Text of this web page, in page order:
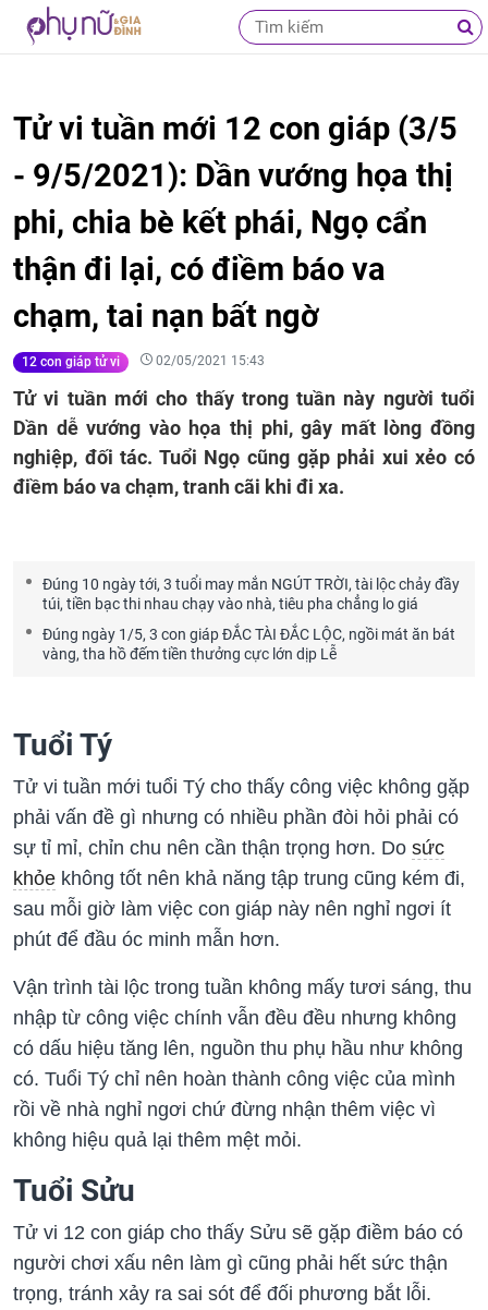
Tử vi tuần mới 12 con giáp (3/5
- 9/5/2021): Dần vướng họa thị
phi, chia bè kết phái, Ngọ cẩn
thận đi lại, có điềm báo va
chạm, tai nạn bất ngờ
12 con giáp tử vi 02/05/2021 15:43
Tử vi tuần mới cho thấy trong tuần này người tuổi
Dần dễ vướng vào họa thị phi, gây mất lòng đồng
nghiệp, đối tác. Tuổi Ngọ cũng gặp phải xui xẻo có
điềm báo va chạm, tranh cãi khi đi xa.
Đúng 10 ngày tới, 3 tuổi may mắn NGÚT TRỜI, tài lộc chảy đầy
túi, tiền bạc thi nhau chạy vào nhà, tiêu pha chẳng lo giá
Đúng ngày 1/5, 3 con giáp ĐẮC TÀI ĐẮC LỘC, ngồi mát ăn bát
vàng, tha hồ đếm tiền thưởng cực lớn dịp Lễ
Tuổi Tý
Tử vi tuần mới tuổi Tý cho thấy công việc không gặp
phải vấn đề gì nhưng có nhiều phần đòi hỏi phải có
sự tỉ mỉ, chỉn chu nên cần thận trọng hơn. Do sức
khỏe không tốt nên khả năng tập trung cũng kém đi,
sau mỗi giờ làm việc con giáp này nên nghỉ ngơi ít
phút để đầu óc minh mẫn hơn.
Vận trình tài lộc trong tuần không mấy tươi sáng, thu
nhập từ công việc chính vẫn đều đều nhưng không
có dấu hiệu tăng lên, nguồn thu phụ hầu như không
có. Tuổi Tý chỉ nên hoàn thành công việc của mình
rồi về nhà nghỉ ngơi chứ đừng nhận thêm việc vì
không hiệu quả lại thêm mệt mỏi.
Tuổi Sửu
Tử vi 12 con giáp cho thấy Sửu sẽ gặp điềm báo có
người chơi xấu nên làm gì cũng phải hết sức thận
trọng, tránh xảy ra sai sót để đối phương bắt lỗi.